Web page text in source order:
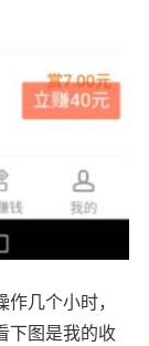
几个小时，
下图是我的收